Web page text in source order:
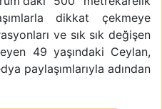
dikkat çekmeye
ve sık sık değişen
49 yaşındaki Ceylan,
paylaşımlarıyla adından